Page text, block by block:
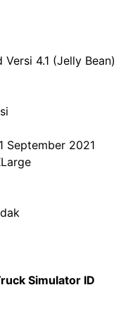
4.1 (Jelly Bean)
September 2021
Simulator ID